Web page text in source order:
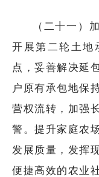
（二十一）
开展第二轮土地
点，妥善解决延
户原有承包地保
营权流转，加强
警。提升家庭农
发展质量，发挥
便捷高效的农业